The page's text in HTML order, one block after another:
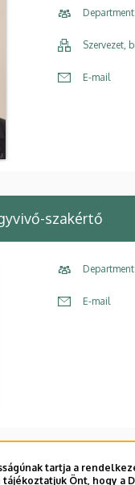
Department
Szervezet,
E-mail
szakértő
Department
E-mail
tartja a
Önt, hogy a